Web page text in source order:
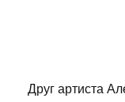
Друг артиста